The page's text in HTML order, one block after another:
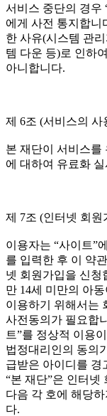
서비스 중단의 경우
에게 사전 통지합니
한 사유(시스템 관
템 다운 등)로 인하
아니합니다.
제 6조 (서비스의 사
본 재단이 서비스를
에 대하여 유료화
제 7조 (인터넷 회원
이용자는 “사이트”
를 입력한 후 이 약
넷 회원가입을 신청
만 14세 미만의 아
이용하기 위해서는
사전동의가 필요합
트”를 정상적 이용
법정대리인의 동의
급받은 아이디를 경
“본 재단”은 인터넷
다음 각 호에 해당
다.